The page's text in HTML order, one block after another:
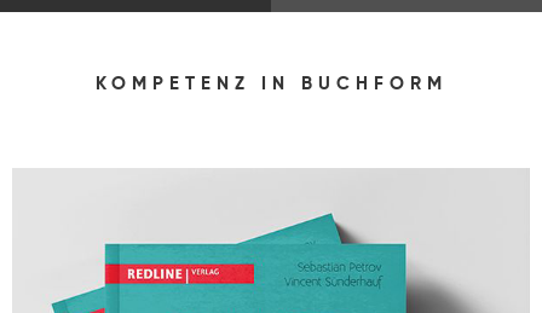
KOMPETENZ IN BUCHFORM